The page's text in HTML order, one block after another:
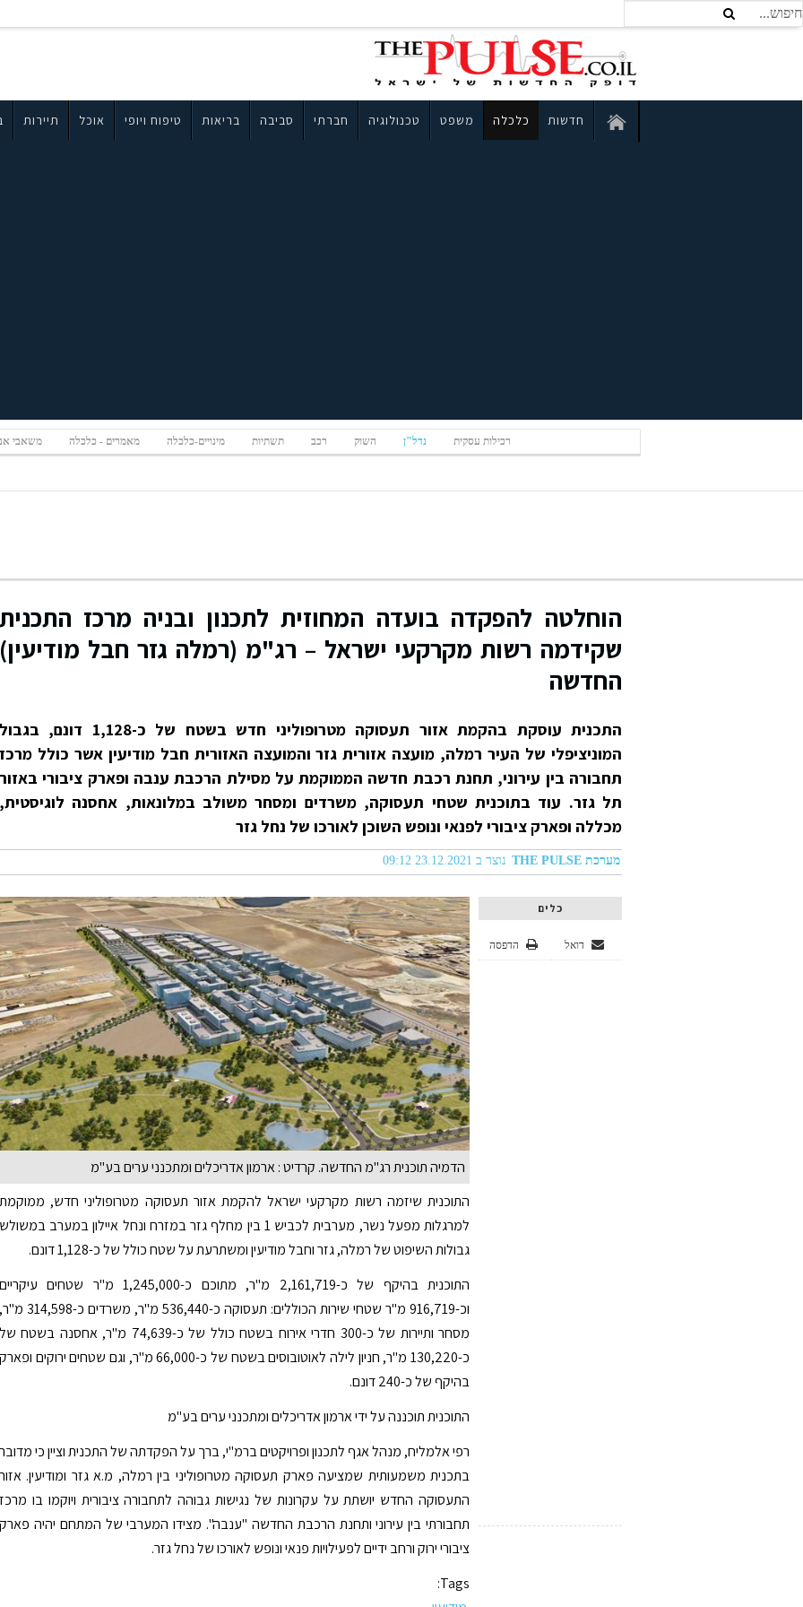
חדשות כלכלה משפט טכנולוגיה חברתי סביבה בריאות טיפוח ויופי אוכל תיירות
רכילות עסקית נדל"ן השוק רכב תשתיות מינויים-כלכלה מאמרים - כלכלה משאבי
הוחלטה להפקדה בועדה המחוזית לתכנון ובניה מרכז התכנית
שקידמה רשות מקרקעי ישראל – רג"מ (רמלה גזר חבל מודיעין)
החדשה
התכנית עוסקת בהקמת אזור תעסוקה מטרופוליני חדש בשטח של כ-1,128 דונם, בגבול
המוניציפלי של העיר רמלה, מועצה אזורית גזר והמועצה האזורית חבל מודיעין אשר כולל מרכז
תחבורה בין עירוני, תחנת רכבת חדשה הממוקמת על מסילת הרכבת ענבה ופארק ציבורי באזור
תל גזר. עוד בתוכנית שטחי תעסוקה, משרדים ומסחר משולב במלונאות, אחסנה לוגיסטית,
מכללה ופארק ציבורי לפנאי ונופש השוכן לאורכו של נחל גזר
מערכת THE PULSE נוצר ב 23.12.2021 09:12
כלים
הדפסה דואל
הדמיה תוכנית רג"מ החדשה. קרדיט : ארמון אדריכלים ומתכנני ערים בע"מ
התוכנית שיזמה רשות מקרקעי ישראל להקמת אזור תעסוקה מטרופוליני חדש, ממוקמת
למרגלות מפעל נשר, מערבית לכביש 1 בין מחלף גזר במזרח ונחל איילון במערב במשולש
גבולות השיפוט של רמלה, גזר וחבל מודיעין ומשתרעת על שטח כולל של כ-1,128 דונם.
התוכנית בהיקף של כ-2,161,719 מ"ר, מתוכם כ-1,245,000 מ"ר שטחים עיקריים
וכ-916,719 מ"ר שטחי שירות הכוללים: תעסוקה כ-536,440 מ"ר, משרדים כ-314,598 מ"ר,
מסחר ותיירות של כ-300 חדרי אירוח בשטח כולל של כ-74,639 מ"ר, אחסנה בשטח של
כ-130,220 מ"ר, חניון לילה לאוטובוסים בשטח של כ-66,000 מ"ר, וגם שטחים ירוקים ופארק
בהיקף של כ-240 דונם.
התוכנית תוכננה על ידי ארמון אדריכלים ומתכנני ערים בע"מ
רפי אלמליח, מנהל אגף לתכנון ופרויקטים ברמ"י, ברך על הפקדתה של התכנית וציין כי מדובר
בתכנית משמעותית שמציעה פארק תעסוקה מטרופוליני בין רמלה, מ.א גזר ומודיעין. אזור
התעסוקה החדש יושתת על עקרונות של נגישות גבוהה לתחבורה ציבורית ויוקמו בו מרכז
תחבורתי בין עירוני ותחנת הרכבת החדשה "ענבה". מצידו המערבי של המתחם יהיה פארק
ציבורי ירוק ורחב ידיים לפעילויות פנאי ונופש לאורכו של נחל גזר.
Tags: